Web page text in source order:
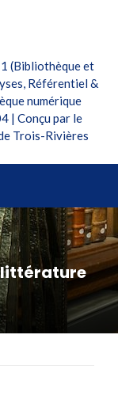
(Bibliothèque et
Référentiel &
numérique
| Conçu par le
Trois-Rivières
littérature